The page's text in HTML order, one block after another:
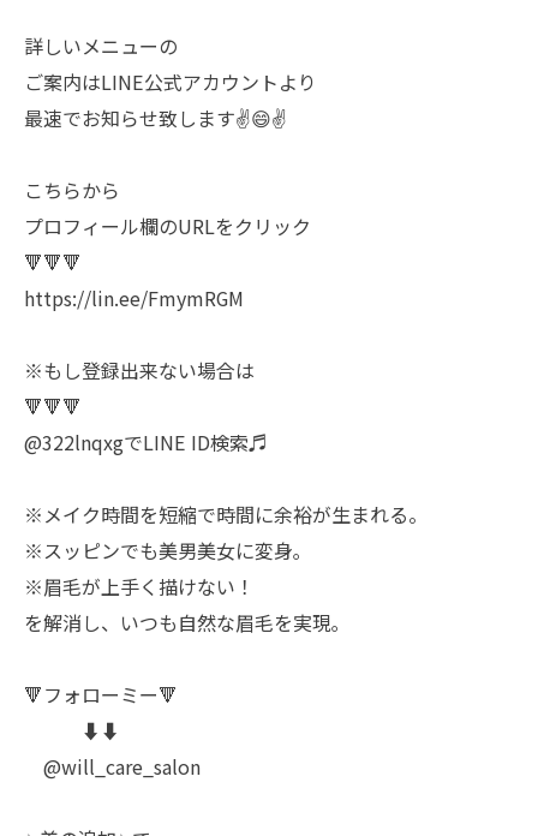
詳しいメニューの
ご案内はLINE公式アカウントより
最速でお知らせ致します✌️😄✌️
こちらから
プロフィール欄のURLをクリック
🔻🔻🔻
https://lin.ee/FmymRGM
※もし登録出来ない場合は
🔻🔻🔻
@322lnqxgでLINE ID検索♬
※メイク時間を短縮で時間に余裕が生まれる。
※スッピンでも美男美女に変身｡
※眉毛が上手く描けない！
を解消し、いつも自然な眉毛を実現｡
🔻フォローミー🔻
⬇️⬇️
@will_care_salon